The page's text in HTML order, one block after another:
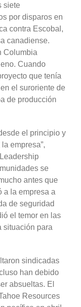
siete
por disparos en
contra Escobal,
canadiense.
Columbia
Cuando
que tenía
el suroriente de
de producción
el principio y
empresa”,
se
antes que
a la empresa a
de seguridad
el temor en las
situación para
sindicadas
han debido
absueltas. El
Resources